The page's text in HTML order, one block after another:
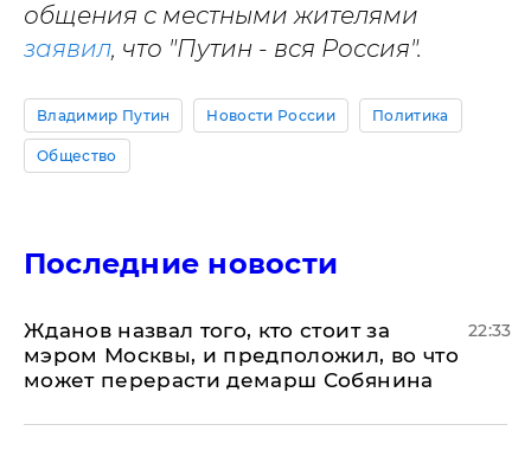
общения с местными жителями
заявил, что "Путин - вся Россия".
Владимир Путин Новости России Политика
Общество
Последние новости
Жданов назвал того, кто стоит за
мэром Москвы, и предположил, во что
может перерасти демарш Собянина
22:33